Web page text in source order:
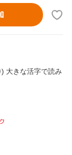
大きな活字で読み